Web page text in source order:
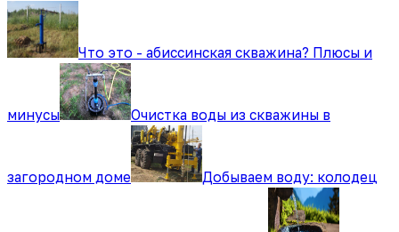
Что это - абиссинская скважина? Плюсы и
минусы Очистка воды из скважины в
загородном доме Добываем воду: колодец